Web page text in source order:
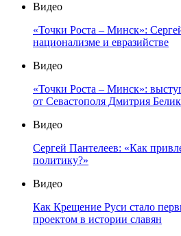
Видео
«Точки Роста – Минск»:
национализме и евразийстве
Видео
«Точки Роста – Минск»:
от Севастополя Дмитрия
Видео
Сергей Пантелеев: «Как
политику?»
Видео
Как Крещение Руси стало
проектом в истории славян